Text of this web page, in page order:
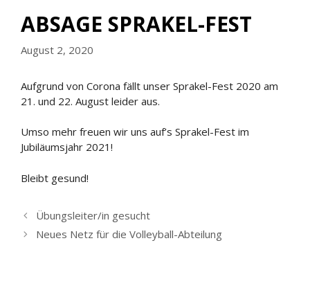
ABSAGE SPRAKEL-FEST
August 2, 2020
Aufgrund von Corona fällt unser Sprakel-Fest 2020 am
21. und 22. August leider aus.
Umso mehr freuen wir uns auf’s Sprakel-Fest im
Jubiläumsjahr 2021!
Bleibt gesund!
Übungsleiter/in gesucht
Neues Netz für die Volleyball-Abteilung